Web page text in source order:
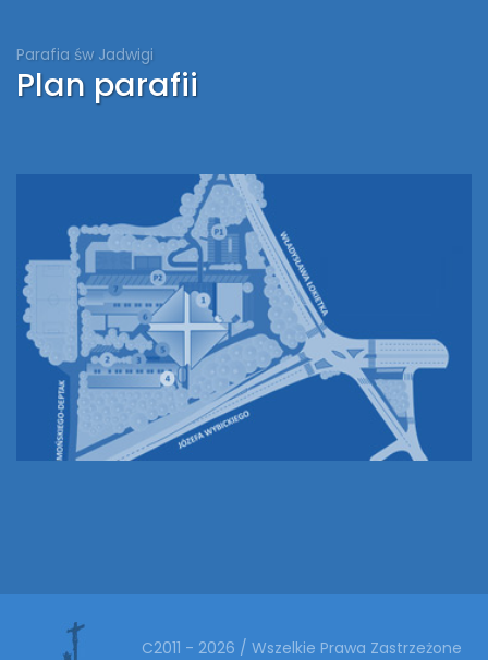
Parafia św Jadwigi
Plan parafii
C2011 - 2026 / Wszelkie Prawa Zastrzeżone